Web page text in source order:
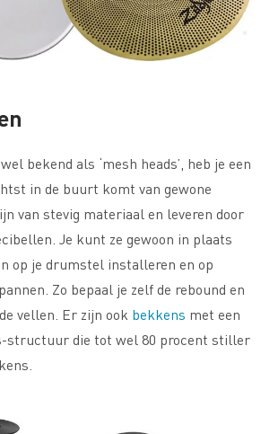
bekend als ‘mesh heads’, heb je een
in de buurt komt van gewone
van stevig materiaal en leveren door
Je kunt ze gewoon in plaats
op je drumstel installeren en op
Zo bepaal je zelf de rebound en
vellen. Er zijn ook bekkens met een
structuur die tot wel 80 procent stiller